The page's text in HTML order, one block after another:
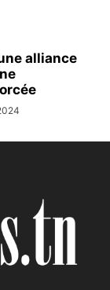
alliance